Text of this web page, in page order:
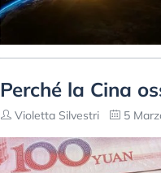
Perché la Cina
Violetta Silvestri 5